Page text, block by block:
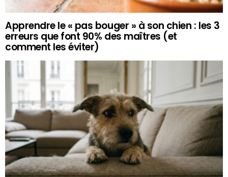
Apprendre le « pas bouger » à son chien : les 3
erreurs que font 90% des maîtres (et
comment les éviter)